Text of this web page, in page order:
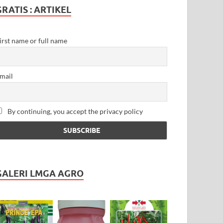
: ARTIKEL
name or full name
By continuing, you accept the privacy policy
LMGA AGRO